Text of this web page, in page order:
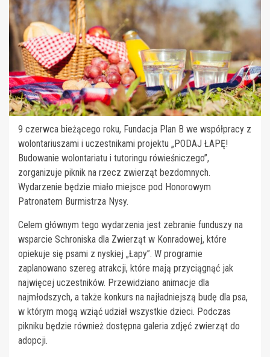
9 czerwca bieżącego roku, Fundacja Plan B we współpracy z
wolontariuszami i uczestnikami projektu „PODAJ ŁAPĘ!
Budowanie wolontariatu i tutoringu rówieśniczego”,
zorganizuje piknik na rzecz zwierząt bezdomnych.
Wydarzenie będzie miało miejsce pod Honorowym
Patronatem Burmistrza Nysy.
Celem głównym tego wydarzenia jest zebranie funduszy na
wsparcie Schroniska dla Zwierząt w Konradowej, które
opiekuje się psami z nyskiej „Łapy”. W programie
zaplanowano szereg atrakcji, które mają przyciągnąć jak
najwięcej uczestników. Przewidziano animacje dla
najmłodszych, a także konkurs na najładniejszą budę dla psa,
w którym mogą wziąć udział wszystkie dzieci. Podczas
pikniku będzie również dostępna galeria zdjęć zwierząt do
adopcji.